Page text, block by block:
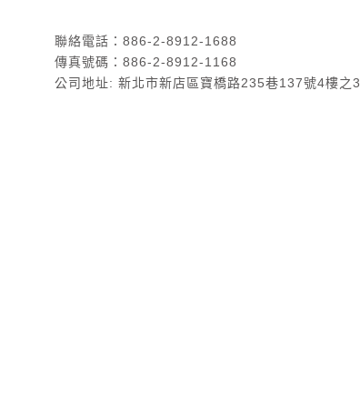
聯絡電話：886-2-8912-1688
傳真號碼：886-2-8912-1168
公司地址: 新北市新店區寶橋路235巷137號4樓之3